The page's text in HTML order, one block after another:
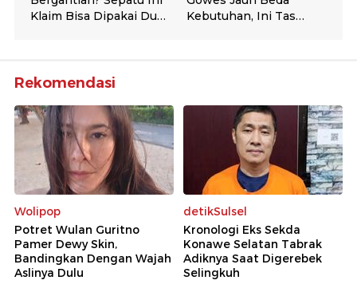
Rekomendasi
Wolipop
Potret Wulan Guritno
Pamer Dewy Skin,
Bandingkan Dengan Wajah
Aslinya Dulu
detikSulsel
Kronologi Eks Sekda
Konawe Selatan Tabrak
Adiknya Saat Digerebek
Selingkuh